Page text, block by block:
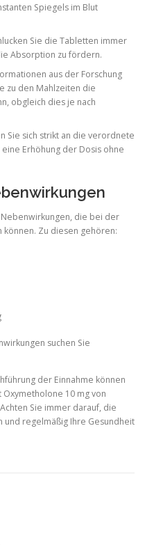
Spiegels im Blut
Sie die Tabletten immer
Absorption zu fördern.
aus der Forschung
zu den Mahlzeiten die
obgleich dies je nach
Sie sich strikt an die verordnete
Erhöhung der Dosis ohne
die bei der
Zu diesen gehören:
suchen Sie
der Einnahme können
Oxymetholone 10 mg von
Sie immer darauf, die
und regelmäßig Ihre Gesundheit